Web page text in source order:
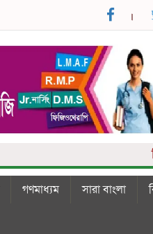
বিভিন্ন
গণমাধ্যম সারা বাংলা